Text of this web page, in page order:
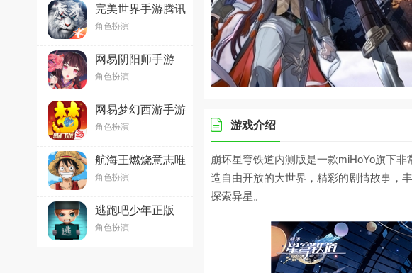
完美世界手游腾讯
版v1.790.0安卓版
角色扮演
网易阴阳师手游
2026最新版
v1.8.58官方版
角色扮演
网易梦幻西游手游
v1.555.0官方最新
版
角色扮演
航海王燃烧意志唯
一正版手游
v4.1.0.498633安
角色扮演
逃跑吧少年正版
2026最新版
v8.37.0
角色扮演
游戏介绍
崩坏星穹铁道内测版是一款miHoYo旗下
造自由开放的大世界，精彩的剧情故事，
探索异星。